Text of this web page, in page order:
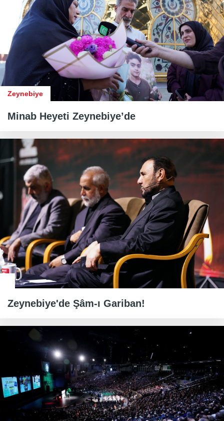
Zeynebiye
Minab Heyeti Zeynebiye’de
Zeynebiye'de Şâm-ı Gariban!